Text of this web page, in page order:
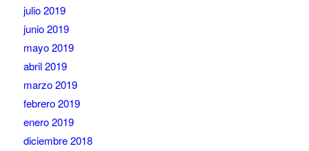
julio 2019
junio 2019
mayo 2019
abril 2019
marzo 2019
febrero 2019
enero 2019
diciembre 2018